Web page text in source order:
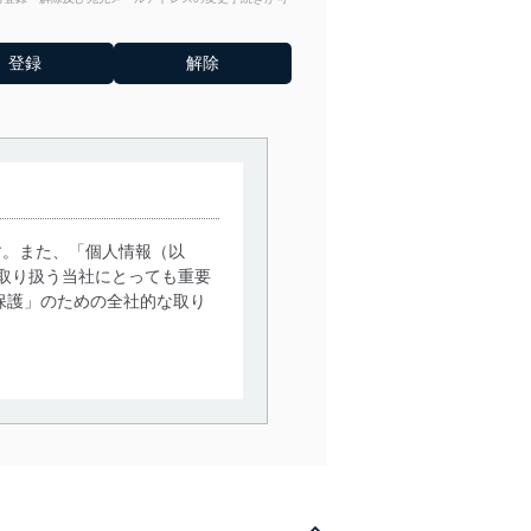
また、「個人情報（以
り扱う当社にとっても重要
」のための全社的な取り
用目的の達成に必要な範